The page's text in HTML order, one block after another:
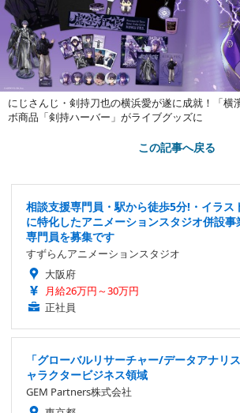
にじさんじ・剣持刀也の横浜愛が遂に成就！「横
ボ商品「剣持ハーバー」がライブグッズに
この記事へ戻る
相談支援専門員・駅から徒歩5分!・イラス
に特化したアニメーションスタジオ併設
専門員を募集です
すずらんアニメーションスタジオ
大阪府
月給26万円～30万円
正社員
「グローバルリサーチャー/データアナリ
ャラクタービジネス領域
GEM Partners株式会社